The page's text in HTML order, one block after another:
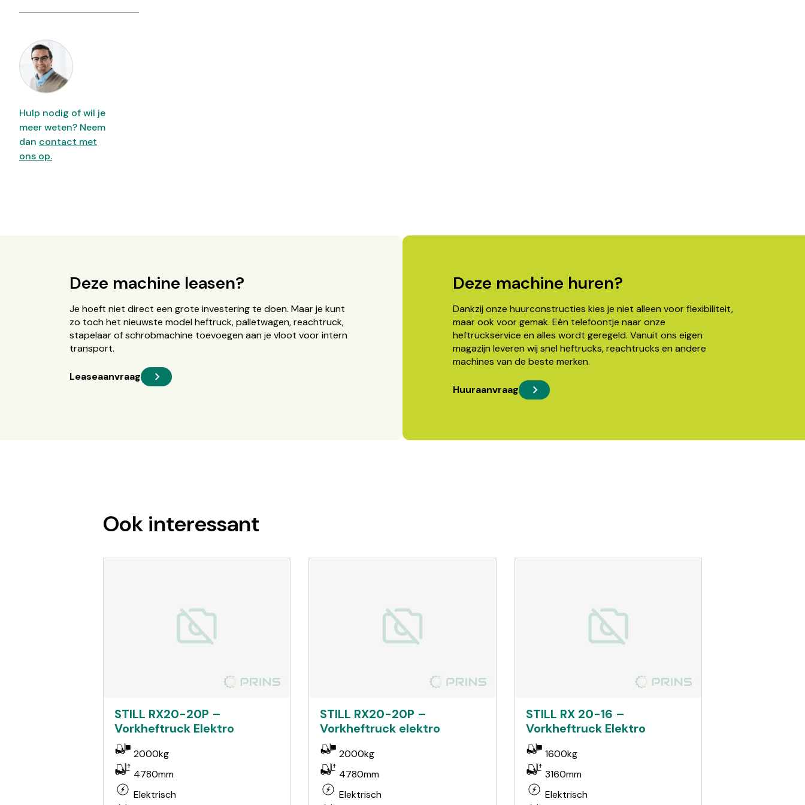
Hulp nodig of wil je
meer weten? Neem
dan contact met
ons op.
Deze machine leasen?
Je hoeft niet direct een grote investering te doen. Maar je kunt
zo toch het nieuwste model heftruck, palletwagen, reachtruck,
stapelaar of schrobmachine toevoegen aan je vloot voor intern
transport.
Leaseaanvraag
Deze machine huren?
Dankzij onze huurconstructies kies je niet alleen voor flexibiliteit,
maar ook voor gemak. Eén telefoontje naar onze
heftruckservice en alles wordt geregeld. Vanuit ons eigen
magazijn leveren wij snel heftrucks, reachtrucks en andere
machines van de beste merken.
Huuraanvraag
Ook interessant
STILL RX20-20P –
Vorkheftruck Elektro
2000kg
4780mm
Elektrisch
STILL RX20-20P –
Vorkheftruck elektro
2000kg
4780mm
Elektrisch
STILL RX 20-16 –
Vorkheftruck Elektro
1600kg
3160mm
Elektrisch